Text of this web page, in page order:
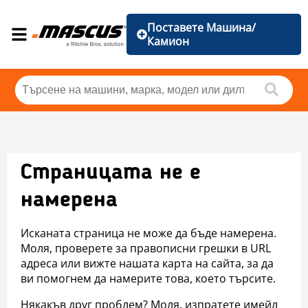
Поставете Машина/
Камион
Страницата не е
намерена
Исканата страница не може да бъде намерена.
Моля, проверете за правописни грешки в URL
адреса или вижте нашата карта на сайта, за да
ви помогнем да намерите това, което търсите.
Някакъв друг проблем? Моля, изпратете имейл